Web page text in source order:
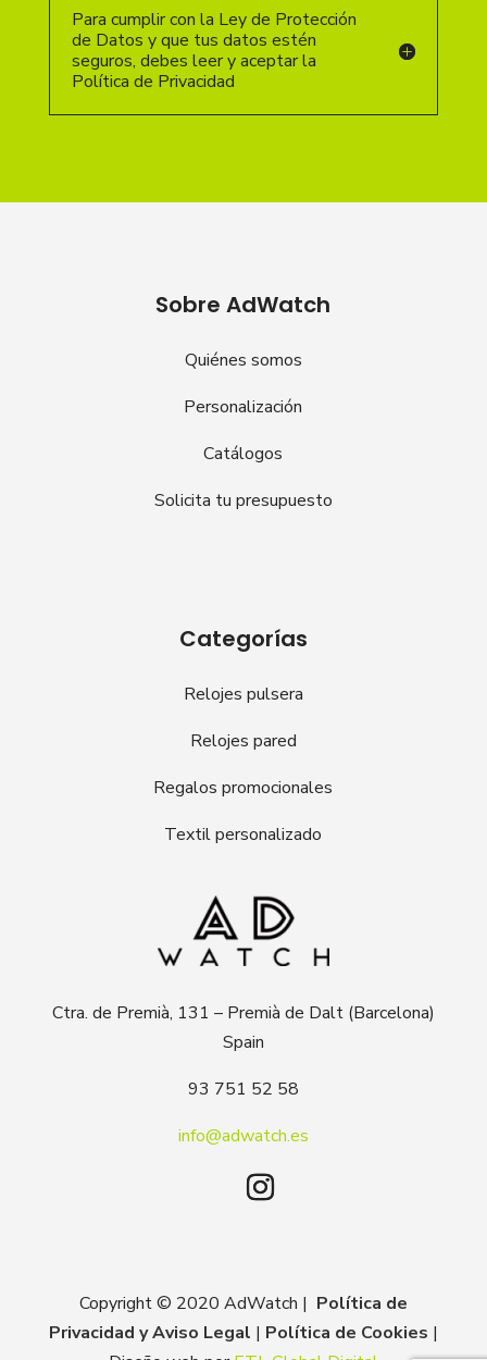
Para cumplir con la Ley de Protección
de Datos y que tus datos estén
seguros, debes leer y aceptar la
Política de Privacidad
Sobre AdWatch
Quiénes somos
Personalización
Catálogos
Solicita tu presupuesto
Categorías
Relojes pulsera
Relojes pared
Regalos promocionales
Textil personalizado
Ctra. de Premià, 131 – Premià de Dalt (Barcelona)
Spain
93 751 52 58
info@adwatch.es
Copyright © 2020 AdWatch | Política de
Privacidad y Aviso Legal | Política de Cookies |